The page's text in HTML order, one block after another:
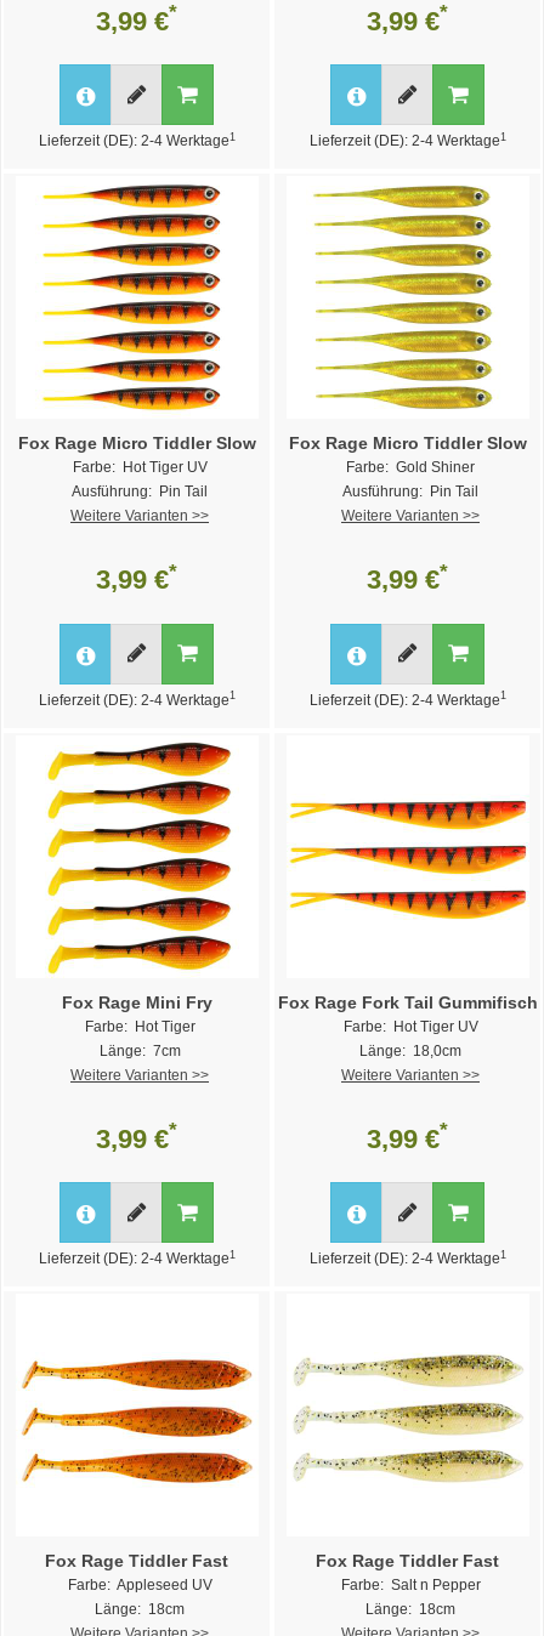
3,99 €*
Lieferzeit (DE): 2-4 Werktage 1
3,99 €*
Lieferzeit (DE): 2-4 Werktage 1
Fox Rage Micro Tiddler Slow
Farbe: Hot Tiger UV
Ausführung: Pin Tail
Weitere Varianten >>
3,99 €*
Lieferzeit (DE): 2-4 Werktage1
Fox Rage Micro Tiddler Slow
Farbe: Gold Shiner
Ausführung: Pin Tail
Weitere Varianten >>
3,99 €*
Lieferzeit (DE): 2-4 Werktage1
Fox Rage Mini Fry
Farbe: Hot Tiger
Länge: 7cm
Weitere Varianten >>
3,99 €*
Lieferzeit (DE): 2-4 Werktage 1
Fox Rage Fork Tail Gummifisch
Farbe: Hot Tiger UV
Länge: 18,0cm
Weitere Varianten >>
3,99 €*
Lieferzeit (DE): 2-4 Werktage 1
Fox Rage Tiddler Fast
Farbe: Appleseed UV
Länge: 18cm
Fox Rage Tiddler Fast
Farbe: Salt n Pepper
Länge: 18cm